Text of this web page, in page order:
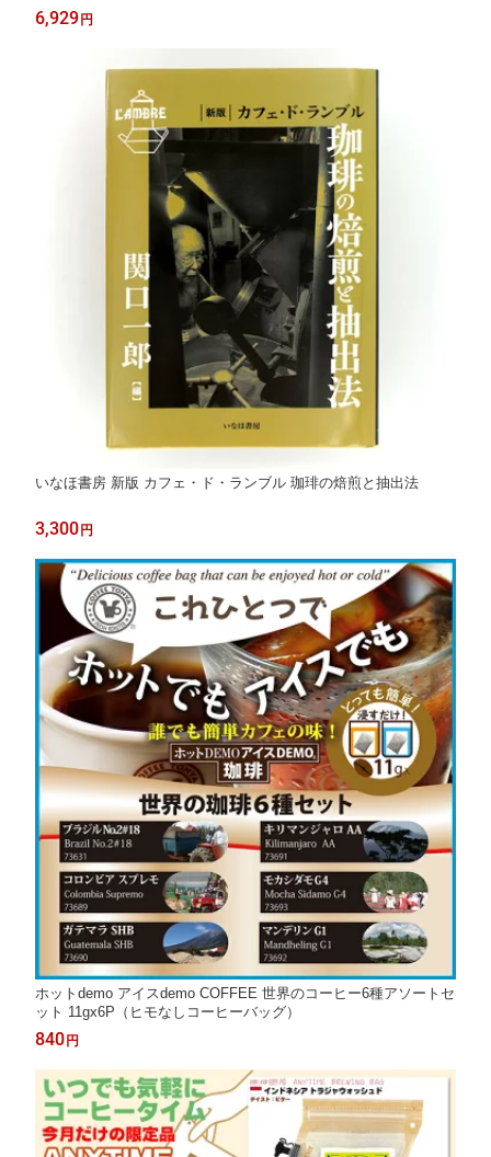
6,929円
いなほ書房 新版 カフェ・ド・ランブル 珈琲の焙煎と抽出法
3,300円
ホットdemo アイスdemo COFFEE 世界のコーヒー6種アソートセ
ット 11gx6P（ヒモなしコーヒーバッグ）
840円